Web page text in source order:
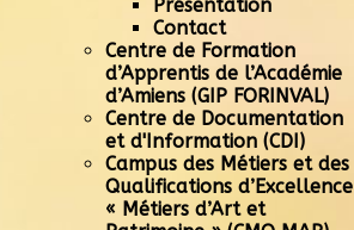
Présentation
Contact
Centre de Formation
d’Apprentis de l’Académie
d’Amiens (GIP FORINVAL)
Centre de Documentation
et d'Information (CDI)
Campus des Métiers et des
Qualifications d’Excellence
« Métiers d’Art et